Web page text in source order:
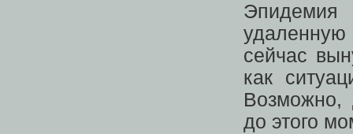
Эпидемия
удаленную
сейчас
как
Возможно,
до этого